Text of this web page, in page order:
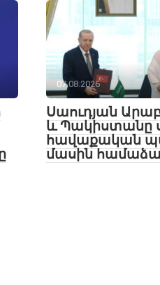
07.08.2026
Սաուդյան
և Պակիստանը
հավաքական
մասին